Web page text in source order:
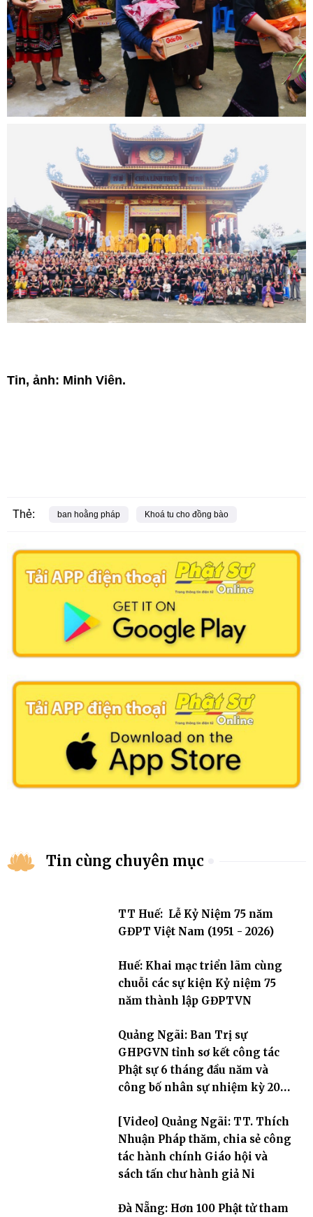
Tin, ảnh: Minh Viên.
Thẻ: ban hoằng pháp Khoá tu cho đồng bào
Tin cùng chuyên mục
TT Huế: Lễ Kỷ Niệm 75 năm
GĐPT Việt Nam (1951 - 2026)
Huế: Khai mạc triển lãm cùng
chuỗi các sự kiện Kỷ niệm 75
năm thành lập GĐPTVN
Quảng Ngãi: Ban Trị sự
GHPGVN tỉnh sơ kết công tác
Phật sự 6 tháng đầu năm và
công bố nhân sự nhiệm kỳ 2026
[Video] Quảng Ngãi: TT. Thích
Nhuận Pháp thăm, chia sẻ công
tác hành chính Giáo hội và
sách tấn chư hành giả Ni
Đà Nẵng: Hơn 100 Phật tử tham